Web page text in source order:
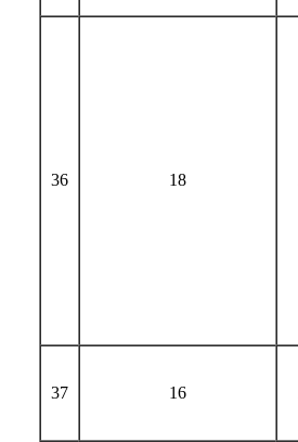
36 18
37 16